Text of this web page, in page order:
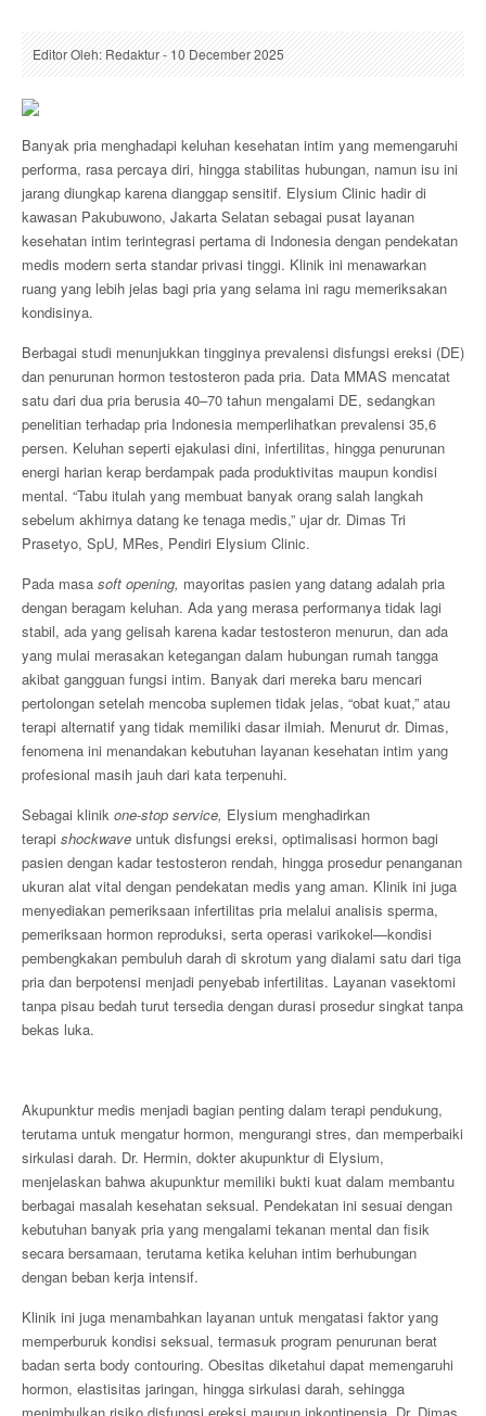
Editor Oleh: Redaktur - 10 December 2025
Banyak pria menghadapi keluhan kesehatan intim yang memengaruhi
performa, rasa percaya diri, hingga stabilitas hubungan, namun isu ini
jarang diungkap karena dianggap sensitif. Elysium Clinic hadir di
kawasan Pakubuwono, Jakarta Selatan sebagai pusat layanan
kesehatan intim terintegrasi pertama di Indonesia dengan pendekatan
medis modern serta standar privasi tinggi. Klinik ini menawarkan
ruang yang lebih jelas bagi pria yang selama ini ragu memeriksakan
kondisinya.
Berbagai studi menunjukkan tingginya prevalensi disfungsi ereksi (DE)
dan penurunan hormon testosteron pada pria. Data MMAS mencatat
satu dari dua pria berusia 40–70 tahun mengalami DE, sedangkan
penelitian terhadap pria Indonesia memperlihatkan prevalensi 35,6
persen. Keluhan seperti ejakulasi dini, infertilitas, hingga penurunan
energi harian kerap berdampak pada produktivitas maupun kondisi
mental. “Tabu itulah yang membuat banyak orang salah langkah
sebelum akhirnya datang ke tenaga medis,” ujar dr. Dimas Tri
Prasetyo, SpU, MRes, Pendiri Elysium Clinic.
Pada masa soft opening, mayoritas pasien yang datang adalah pria
dengan beragam keluhan. Ada yang merasa performanya tidak lagi
stabil, ada yang gelisah karena kadar testosteron menurun, dan ada
yang mulai merasakan ketegangan dalam hubungan rumah tangga
akibat gangguan fungsi intim. Banyak dari mereka baru mencari
pertolongan setelah mencoba suplemen tidak jelas, “obat kuat,” atau
terapi alternatif yang tidak memiliki dasar ilmiah. Menurut dr. Dimas,
fenomena ini menandakan kebutuhan layanan kesehatan intim yang
profesional masih jauh dari kata terpenuhi.
Sebagai klinik one-stop service, Elysium menghadirkan
terapi shockwave untuk disfungsi ereksi, optimalisasi hormon bagi
pasien dengan kadar testosteron rendah, hingga prosedur penanganan
ukuran alat vital dengan pendekatan medis yang aman. Klinik ini juga
menyediakan pemeriksaan infertilitas pria melalui analisis sperma,
pemeriksaan hormon reproduksi, serta operasi varikokel—kondisi
pembengkakan pembuluh darah di skrotum yang dialami satu dari tiga
pria dan berpotensi menjadi penyebab infertilitas. Layanan vasektomi
tanpa pisau bedah turut tersedia dengan durasi prosedur singkat tanpa
bekas luka.
Akupunktur medis menjadi bagian penting dalam terapi pendukung,
terutama untuk mengatur hormon, mengurangi stres, dan memperbaiki
sirkulasi darah. Dr. Hermin, dokter akupunktur di Elysium,
menjelaskan bahwa akupunktur memiliki bukti kuat dalam membantu
berbagai masalah kesehatan seksual. Pendekatan ini sesuai dengan
kebutuhan banyak pria yang mengalami tekanan mental dan fisik
secara bersamaan, terutama ketika keluhan intim berhubungan
dengan beban kerja intensif.
Klinik ini juga menambahkan layanan untuk mengatasi faktor yang
memperburuk kondisi seksual, termasuk program penurunan berat
badan serta body contouring. Obesitas diketahui dapat memengaruhi
hormon, elastisitas jaringan, hingga sirkulasi darah, sehingga